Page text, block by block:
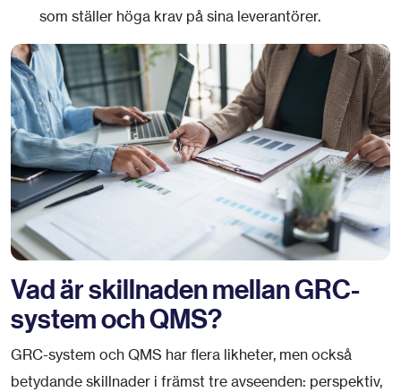
som ställer höga krav på sina leverantörer.
Vad är skillnaden mellan GRC-
system och QMS?
GRC-system och QMS har flera likheter, men också
betydande skillnader i främst tre avseenden: perspektiv,